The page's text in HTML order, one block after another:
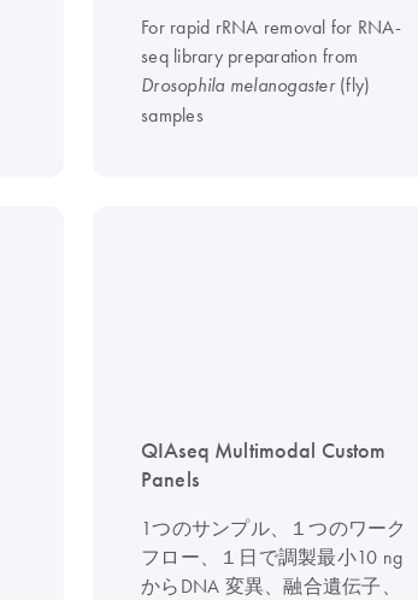
For rapid rRNA removal for RNA-
seq library preparation from
Drosophila melanogaster(fly)
samples
QIAseq Multimodal Custom
Panels
1つのサンプル、１つのワーク
フロー、１日で調製最小10 ng
からDNA 変異、融合遺伝子、